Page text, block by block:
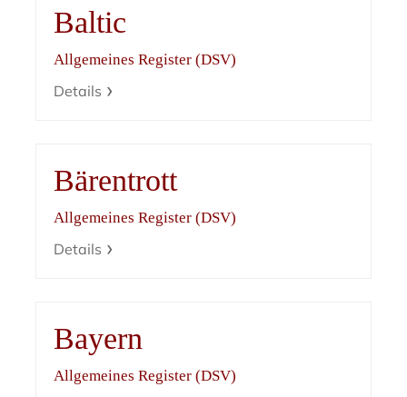
Baltic
Allgemeines Register (DSV)
Details
Bärentrott
Allgemeines Register (DSV)
Details
Bayern
Allgemeines Register (DSV)